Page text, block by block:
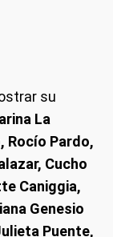
su
La
Rocío Pardo,
Cucho
Caniggia,
Genesio
Puente,